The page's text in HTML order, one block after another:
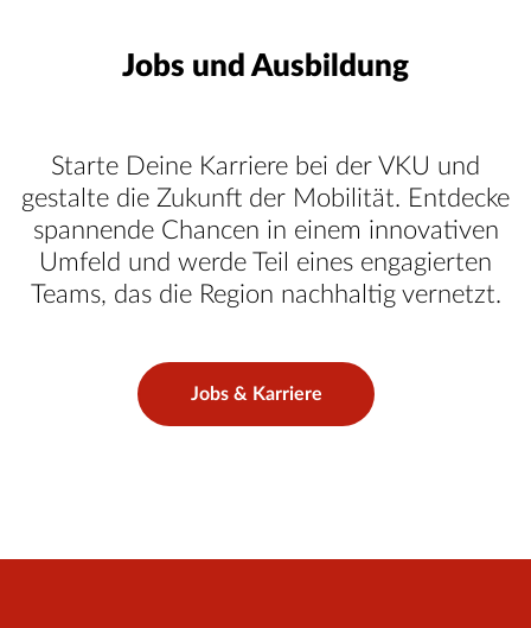
Jobs und Ausbildung
Starte Deine Karriere bei der VKU und
gestalte die Zukunft der Mobilität. Entdecke
spannende Chancen in einem innovativen
Umfeld und werde Teil eines engagierten
Teams, das die Region nachhaltig vernetzt.
Jobs & Karriere